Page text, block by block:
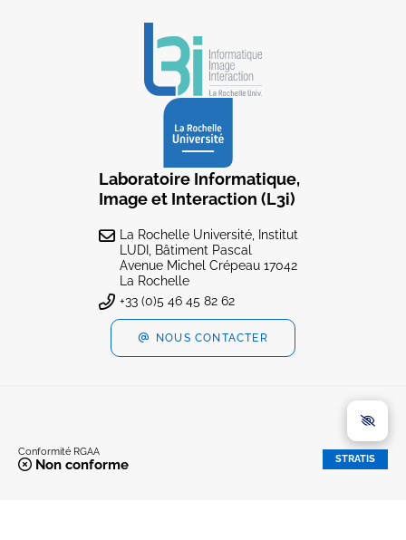
Laboratoire Informatique,
Image et Interaction (L3i)
La Rochelle Université, Institut
LUDI, Bâtiment Pascal
Avenue Michel Crépeau 17042
La Rochelle
+33 (0)5 46 45 82 62
NOUS CONTACTER
Conformité RGAA
Non conforme STRATIS